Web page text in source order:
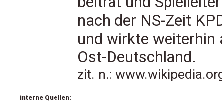
nach der NS-Zeit
und wirkte weiterhin
Ost-Deutschland.
zit. n.:
interne Quellen: